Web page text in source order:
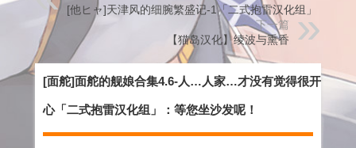
[他ヒャ]天津风的细腕繁盛记-1「二式抱雷汉化组」
下一篇
【猫岛汉化】绫波与熏香
[面舵]面舵的舰娘合集4.6-人…人家…才没有觉得很开
心「二式抱雷汉化组」：等您坐沙发呢！